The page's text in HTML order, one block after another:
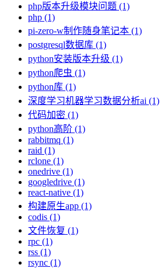
php版本升级模块问题 (1)
php (1)
pi-zero-w制作随身笔记本 (1)
postgresql数据库 (1)
python安装版本升级 (1)
python爬虫 (1)
python库 (1)
深度学习机器学习数据分析ai (1)
代码加密 (1)
python高阶 (1)
rabbitmq (1)
raid (1)
rclone (1)
onedrive (1)
googledrive (1)
react-native (1)
构建原生app (1)
codis (1)
文件恢复 (1)
rpc (1)
rss (1)
rsync (1)